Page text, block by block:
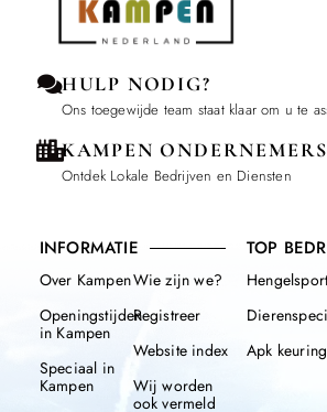
HULP NODIG?
Ons toegewijde team staat klaar om u te
KAMPEN ONDERNEMERS
Ontdek Lokale Bedrijven en Diensten
INFORMATIE
Over Kampen
Openingstijden
in Kampen
Speciaal in
Kampen
Wie zijn we?
Registreer
Website index
Wij worden
ook vermeld
TOP
Apk keuring